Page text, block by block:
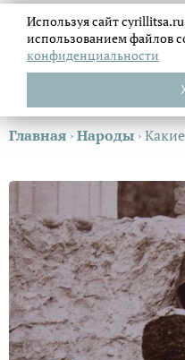
Главная ›Народы ›
Используя сайт
использованием файлов
конфиденциальности